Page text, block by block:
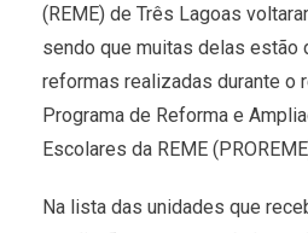
(REME) de Três Lagoas
sendo que muitas delas estão
reformas realizadas durante o
Programa de Reforma e
Escolares da REME
Na lista das unidades que